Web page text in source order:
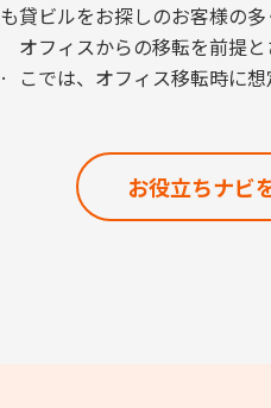
貸ビルをお探しのお客様の
オフィスからの移転を前提
こでは、オフィス移転時に
お役立ちナビ